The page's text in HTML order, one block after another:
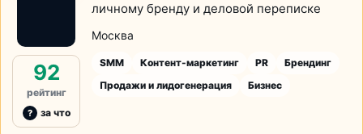
92
рейтинг
за что
личному бренду и деловой переписке
Москва
SMM Контент-маркетинг PR
Брендинг
Продажи и лидогенерация
Бизнес